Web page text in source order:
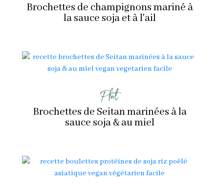
Brochettes de champignons mariné à
la sauce soja et à l'ail
Plat
Brochettes de Seitan marinées à la
sauce soja & au miel